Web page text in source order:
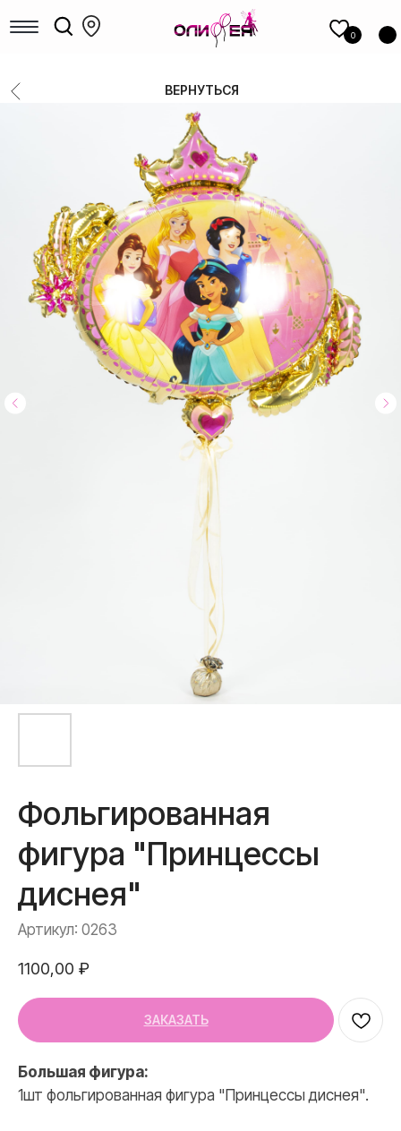
0
ВЕРНУТЬСЯ
КАТАЛОГ шаров
ФОТОЗОНЫ
Доставка и оплата
Шары для гендер-пати
Фольгированные фигуры
Новый год
Выпускные
Цифры
14 Февраля
8 Марта
1 сентября
РАСПРОДАЖА
Шары под потолок
Фольгированная
фигура "Принцессы
диснея"
Артикул: 0263
1100,00 ₽
ЗАКАЗАТЬ
Большая фигура:
1шт фольгированная фигура "Принцессы диснея".